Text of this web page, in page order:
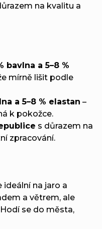
na kvalitu a
bavlna a 5–8 %
mírně lišit podle
a 5–8 % elastan –
k pokožce.
s důrazem na
zpracování.
ideální na jaro a
a větrem, ale
se do města,